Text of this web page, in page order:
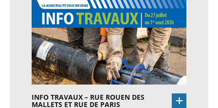
INFO TRAVAUX – RUE ROUEN DES
MALLETS ET RUE DE PARIS